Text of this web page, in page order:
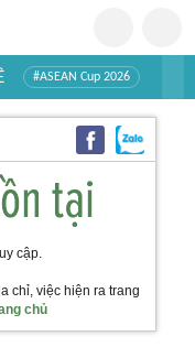
#ASEAN Cup 2026
cập.
chỉ, việc hiện ra trang
chủ